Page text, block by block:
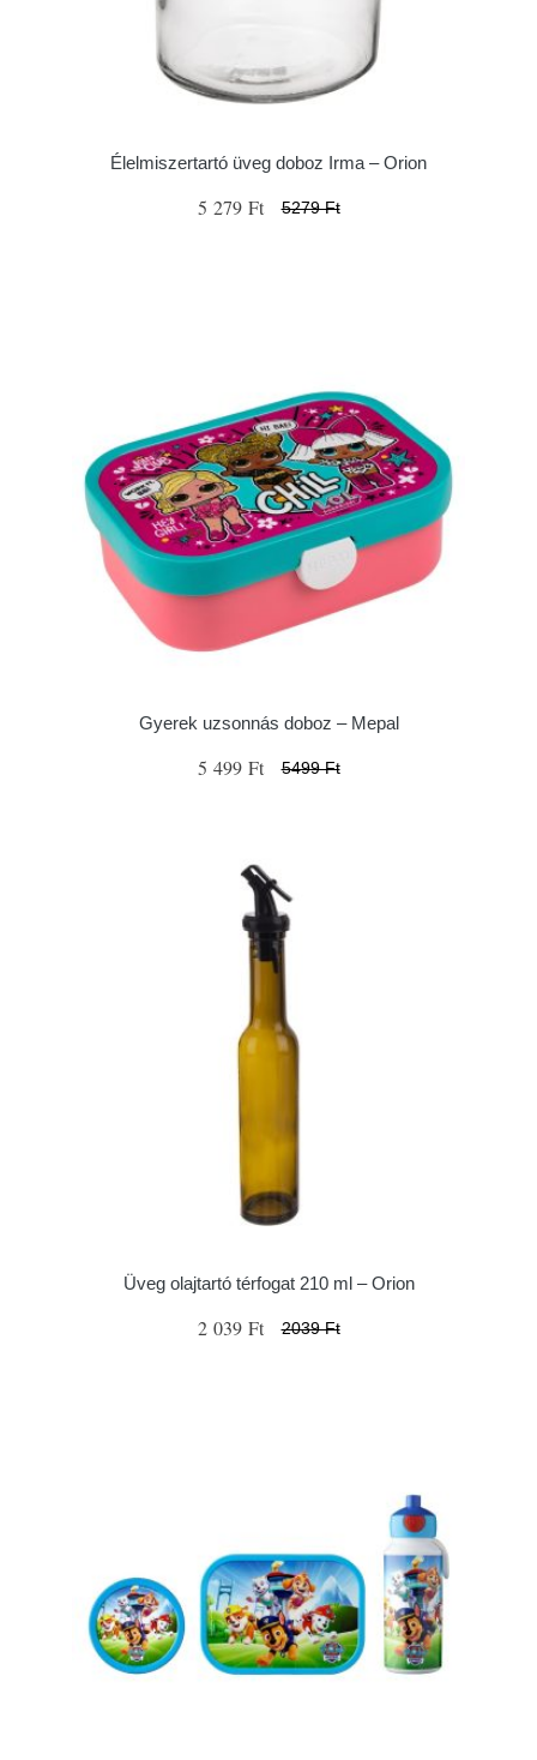
Élelmiszertartó üveg doboz Irma – Orion
5 279 Ft 5279 Ft
Gyerek uzsonnás doboz – Mepal
5 499 Ft 5499 Ft
Üveg olajtartó térfogat 210 ml – Orion
2 039 Ft 2039 Ft